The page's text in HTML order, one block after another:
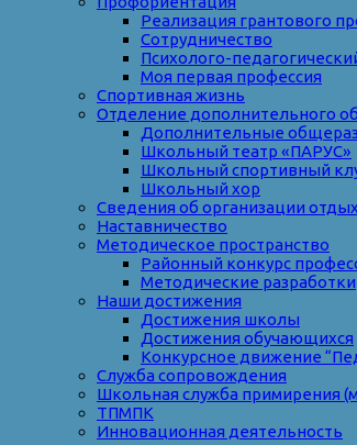
Реализация грантового
Сотрудничество
Психолого-
Моя первая профессия
Спортивная жизнь
Отделение дополнительного
Дополнительные
Школьный театр «ПАРУС»
Школьный спортивный
Школьный хор
Сведения об организации
Наставничество
Методическое пространство
Районный конкурс
Методические разработки
Наши достижения
Достижения школы
Достижения обучающихся
Конкурсное движение
Служба сопровождения
Школьная служба примирения
ТПМПК
Инновационная деятельность